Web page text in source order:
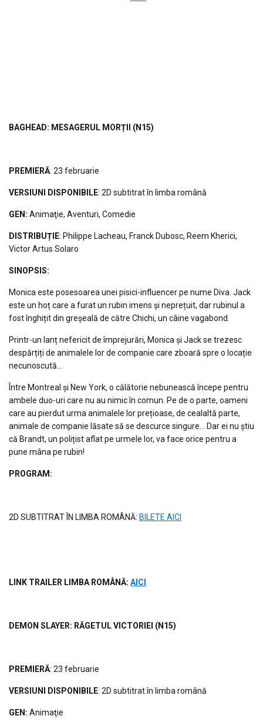
BAGHEAD: MESAGERUL MORȚII (N15)
PREMIERĂ: 23 februarie
VERSIUNI DISPONIBILE: 2D subtitrat în limba română
GEN: Animaţie, Aventuri, Comedie
DISTRIBUȚIE: Philippe Lacheau, Franck Dubosc, Reem Kherici,
Victor Artus Solaro
S INOPSIS:
Monica este posesoarea unei pisici-influencer pe nume Diva. Jack
este un hoț care a furat un rubin imens și neprețuit, dar rubinul a
fost înghițit din greșeală de către Chichi, un câine vagabond.
Printr-un lanț nefericit de împrejurări, Monica și Jack se trezesc
despărțiți de animalele lor de companie care zboară spre o locație
necunoscută…
Între Montreal și New York, o călătorie nebunească începe pentru
ambele duo-uri care nu au nimic în comun. Pe de o parte, oameni
care au pierdut urma animalele lor prețioase, de cealaltă parte,
animale de companie lăsate să se descurce singure… Dar ei nu știu
că Brandt, un polițist aflat pe urmele lor, va face orice pentru a
pune mâna pe rubin!
PROGRAM:
2D SUBTITRAT ÎN LIMBA ROMÂNĂ: BILETE AICI
LINK TRAILER LIMBA ROMÂNĂ: AICI
DEMON SLAYER: RĂGETUL VICTORIEI (N15)
PREMIERĂ: 23 februarie
VERSIUNI DISPONIBILE: 2D subtitrat în limba română
GEN: Animaţie